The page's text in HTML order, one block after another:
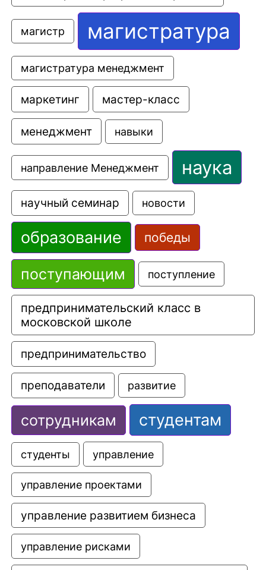
магистр магистратура
магистратура менеджмент
маркетинг мастер-класс
менеджмент навыки
направление Менеджмент наука
научный семинар новости
образование победы
поступающим поступление
предпринимательский класс в
московской школе
предпринимательство
преподаватели развитие
сотрудникам студентам
студенты управление
управление проектами
управление развитием бизнеса
управление рисками